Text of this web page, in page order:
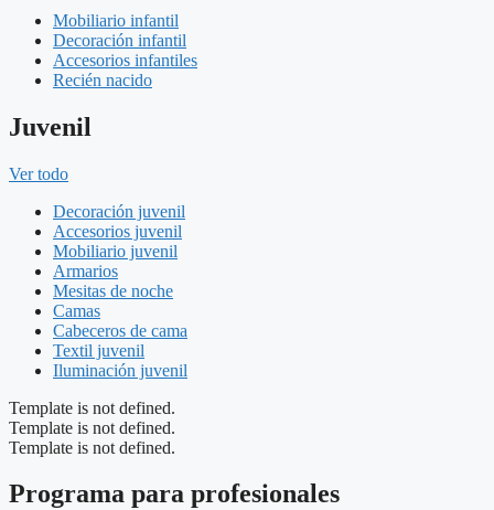
Mobiliario infantil
Decoración infantil
Accesorios infantiles
Recién nacido
Juvenil
Ver todo
Decoración juvenil
Accesorios juvenil
Mobiliario juvenil
Armarios
Mesitas de noche
Camas
Cabeceros de cama
Textil juvenil
Iluminación juvenil
Template is not defined.
Template is not defined.
Template is not defined.
Programa para profesionales